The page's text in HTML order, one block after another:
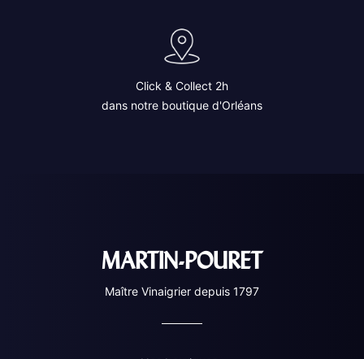
Click & Collect 2h
dans notre boutique d'Orléans
MARTIN-POURET
Maître Vinaigrier depuis 1797